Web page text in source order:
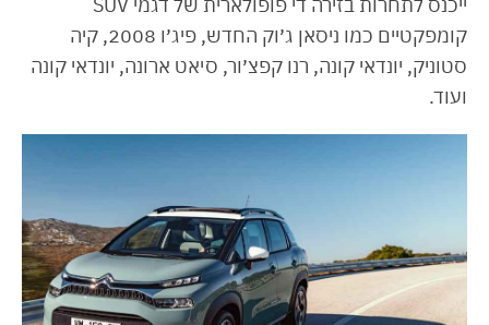
קומפקטיים כמו ניסאן ג׳וק החדש, פיג׳ו 2008, קיה
סטוניק, יונדאי קונה, רנו קפצ׳ור, סיאט ארונה, יונדאי קונה
ועוד.